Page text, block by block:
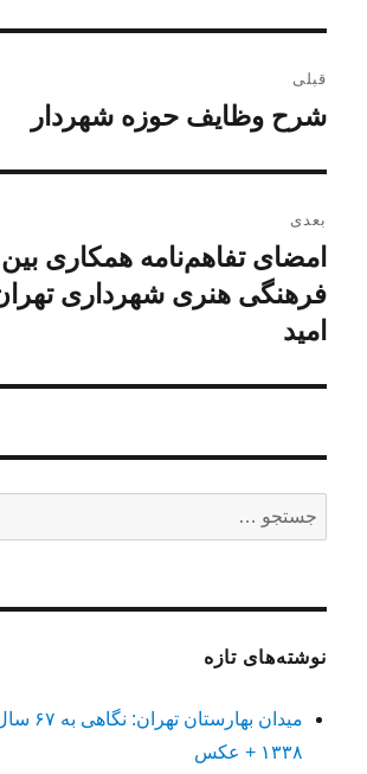
نوشته
قبلی
نوشته
شرح وظایف حوزه شهردار
بعدی
نوشته
بعدی:
امضای تفاهم‌نامه همکاری
فرهنگی هنری شهرداری
امید
برای:
نوشته‌های تازه
میدان
۱۳۳۸ + عکس